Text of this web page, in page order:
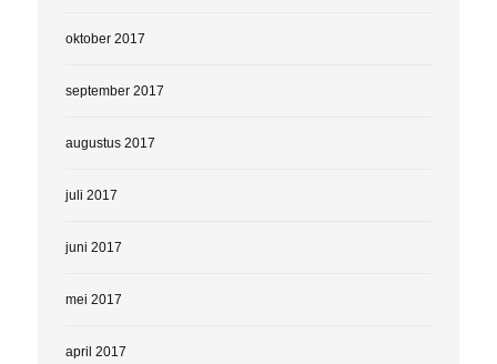
oktober 2017
september 2017
augustus 2017
juli 2017
juni 2017
mei 2017
april 2017